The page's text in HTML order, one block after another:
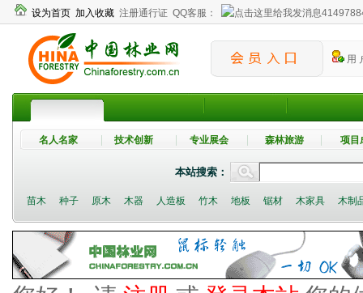
设为首页 加入收藏 注册通行证 QQ客服：
用
名人名家 技术创新 专业展会 森林旅游 项目
本站搜索：
苗木 种子 原木 木器 人造板 竹木 地板 锯材 木家具 木制